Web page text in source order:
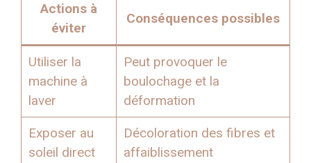
Actions à
éviter
Conséquences possibles
Utiliser la
machine à
laver
Peut provoquer le
boulochage et la
déformation
Exposer au
soleil direct
Décoloration des fibres et
affaiblissement